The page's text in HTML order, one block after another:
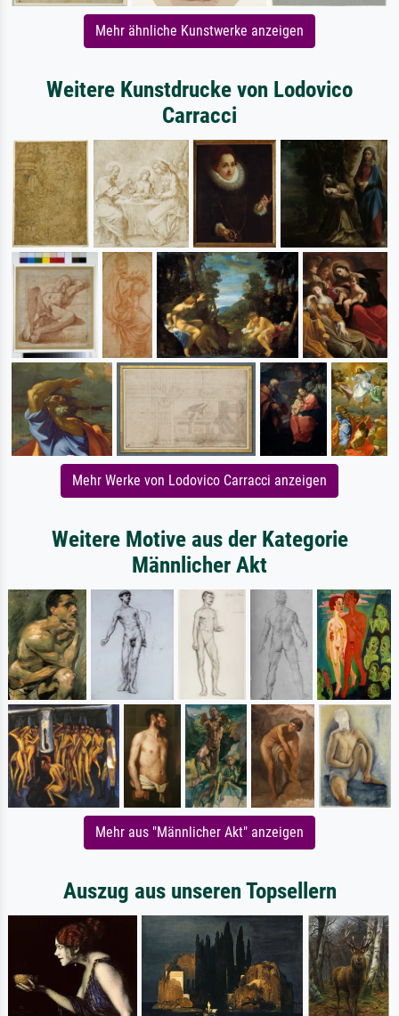
Mehr ähnliche Kunstwerke anzeigen
Weitere Kunstdrucke von Lodovico
Carracci
Mehr Werke von Lodovico Carracci anzeigen
Weitere Motive aus der Kategorie
Männlicher Akt
Mehr aus "Männlicher Akt" anzeigen
Auszug aus unseren Topsellern